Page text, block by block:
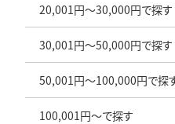
20,001円～30,000円で探す
30,001円～50,000円で探す
50,001円～100,000円で探
100,001円～で探す